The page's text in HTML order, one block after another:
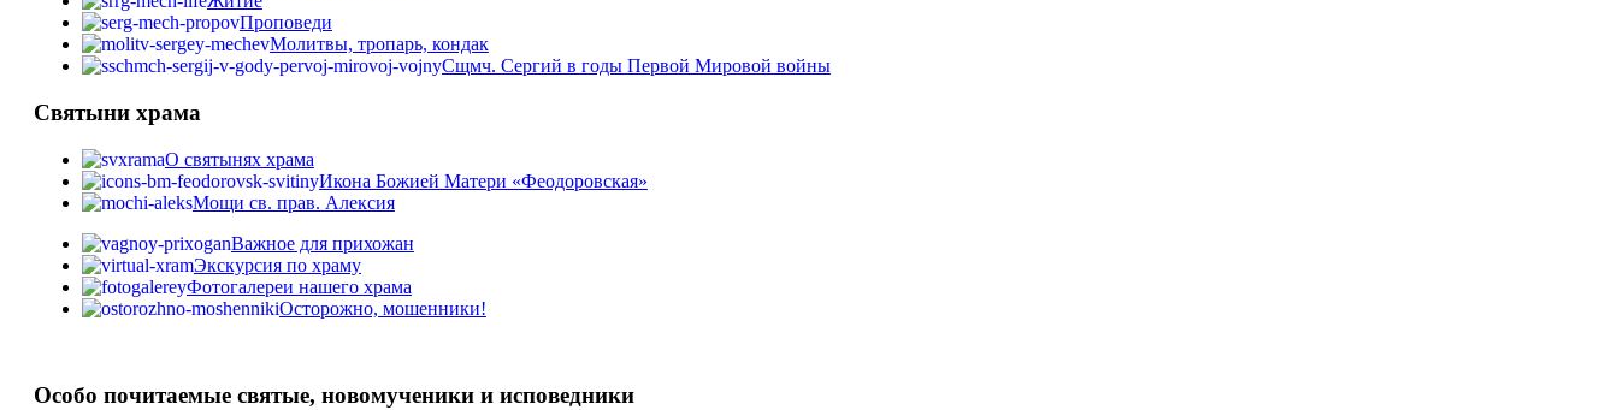
Проповеди
Молитвы, тропарь, кондак
Сщмч. Сергий в годы Первой Мировой войны
Святыни храма
О святынях храма
Икона Божией Матери «Феодоровская»
Мощи св. прав. Алексия
Важное для прихожан
Экскурсия по храму
Фотогалереи нашего храма
Осторожно, мошенники!
Особо почитаемые святые, новомученики и исповедники